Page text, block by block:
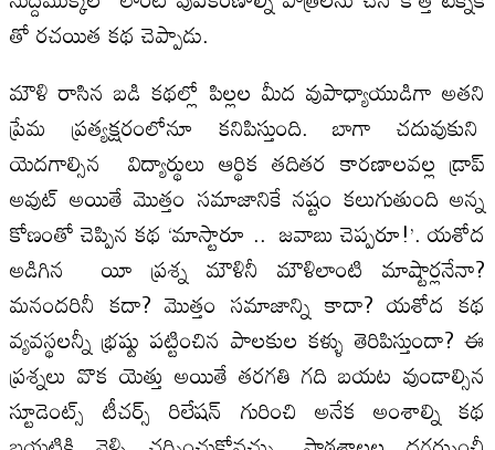
తో రచయిత కథ చెప్పాడు.
మౌళి రాసిన బడి కథల్లో పిల్లల మీద వుపాధ్యాయుడిగా అతని
ప్రేమ ప్రత్యక్షరంలోనూ కనిపిస్తుంది. బాగా చదువుకుని
యెదగాల్సిన విద్యార్థులు ఆర్థిక తదితర కారణాలవల్ల డ్రాప్
అవుట్ అయితే మొత్తం సమాజానికే నష్టం కలుగుతుంది అన్న
కోణంతో చెప్పిన కథ ‘మాస్టారూ .. జవాబు చెప్పరూ!’. యశోద
అడిగిన యీ ప్రశ్న మౌళినీ మౌళిలాంటి మాష్టార్లనేనా?
మనందరినీ కదా? మొత్తం సమాజాన్ని కాదా? యశోద కథ
వ్యవస్థలన్నీ భ్రష్టు పట్టించిన పాలకుల కళ్ళు తెరిపిస్తుందా? ఈ
ప్రశ్నలు వొక యెత్తు అయితే తరగతి గది బయట వుండాల్సిన
స్టూడెంట్స్ టీచర్స్ రిలేషన్ గురించి అనేక అంశాల్ని కథ